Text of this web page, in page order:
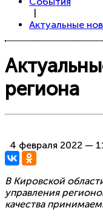
|
Актуальные
региона
4 февраля 2022 —
В Кировской
управления
качества